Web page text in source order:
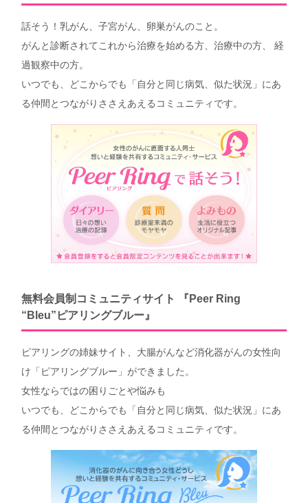
話そう！乳がん、子宮がん、卵巣がんのこと。
がんと診断されてこれから治療を始める方、治療中の方、 経
過観察中の方。
いつでも、どこからでも「自分と同じ病気、似た状況」にあ
る仲間とつながりささえあえるコミュニティです。
無料会員制コミュニティサイト 『Peer Ring
“Bleu”ピアリングブルー』
ピアリングの姉妹サイト、大腸がんなど消化器がんの女性向
け「ピアリングブルー」ができました。
女性ならではの困りごとや悩みも
いつでも、どこからでも「自分と同じ病気、似た状況」にあ
る仲間とつながりささえあえるコミュニティです。